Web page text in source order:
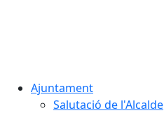
Ajuntament
Salutació de l'Alcalde